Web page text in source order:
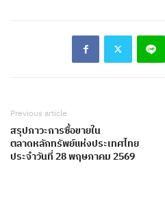
Previous article
สรุปภาวะการซื้อขายใน
ตลาดหลักทรัพย์แห่งประเทศไทย
ประจำวันที่ 28 พฤษภาคม 2569